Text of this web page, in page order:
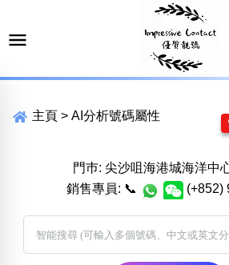
主頁 > AI分析號碼屬性
門巿: 尖沙咀海港城海洋中
銷售專員: 📞 (+852)